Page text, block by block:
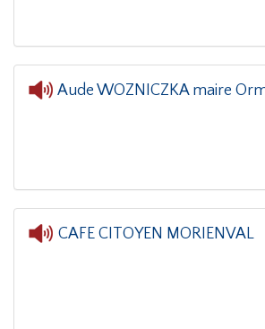
Aude WOZNICZKA maire
CAFE CITOYEN MORIENVAL